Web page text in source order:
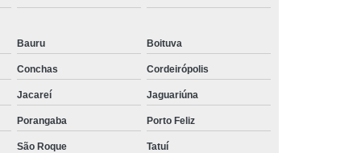
Tratamento para Insônia
Tratamento para Insônia e Ansiedade
Tratamento para Insônia Grave
para Insônia Interior de São Paulo
Bauru Boituva
Conchas Cordeirópolis
Jacareí Jaguariúna
Porangaba Porto Feliz
São Roque Tatuí